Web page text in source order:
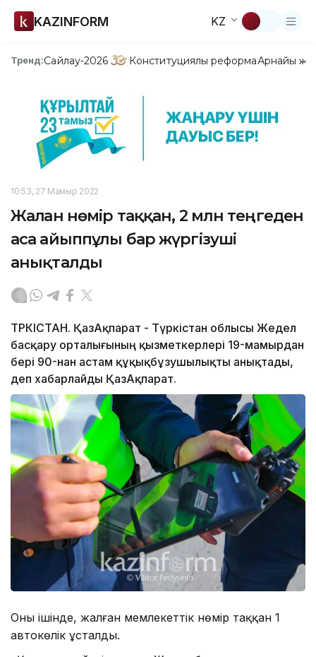
KAZINFORM KZ
Тренд:Сайлау-2026 Конституциялық реформаАрнайы
10:53, 27 Мамыр 2022
Жалған нөмір таққан, 2 млн теңгеден
аса айыппұлы бар жүргізуші
анықталды
ТҮРКІСТАН. ҚазАқпарат - Түркістан облысы Жедел
басқару орталығының қызметкерлері 19-мамырдан
бері 90-нан астам құқықбұзушылықты анықтады,
деп хабарлайды ҚазАқпарат.
Оның ішінде, жалған мемлекеттік нөмір таққан 1
автокөлік ұсталды.